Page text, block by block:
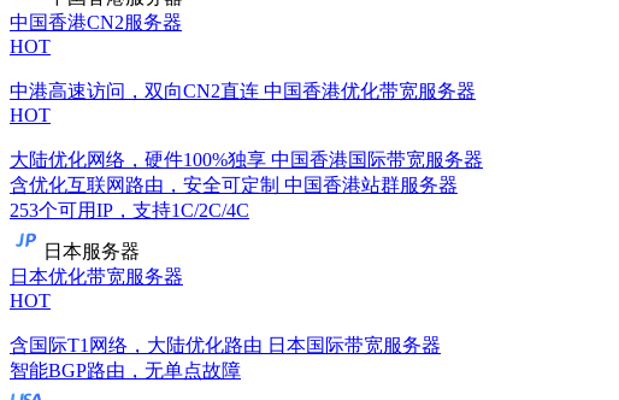
中国香港CN2服务器
HOT
中港高速访问，双向CN2直连 中国香港优化带宽服务器
HOT
大陆优化网络，硬件100%独享 中国香港国际带宽服务器
含优化互联网路由，安全可定制 中国香港站群服务器
253个可用IP，支持1C/2C/4C
日本服务器
日本优化带宽服务器
HOT
含国际T1网络，大陆优化路由 日本国际带宽服务器
智能BGP路由，无单点故障